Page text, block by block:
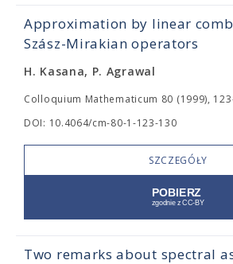
Approximation by linear
Szász-Mirakian operators
H. Kasana, P. Agrawal
Colloquium Mathematicum 80 (1999),
DOI: 10.4064/cm-80-1-123-130
SZCZEGÓŁY
Two remarks about spectral